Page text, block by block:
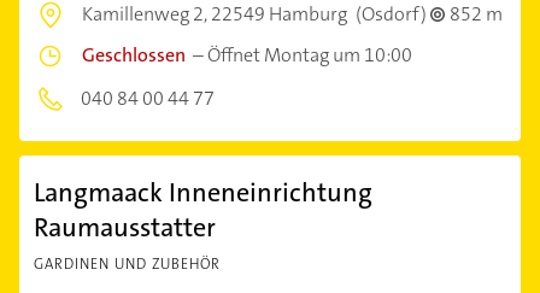
Kamillenweg 2,22549 Hamburg (Osdorf)
852 m
Geschlossen –Öffnet Montag um 10:00
040 84 00 44 77
Langmaack Inneneinrichtung
Raumausstatter
GARDINEN UND ZUBEHÖR